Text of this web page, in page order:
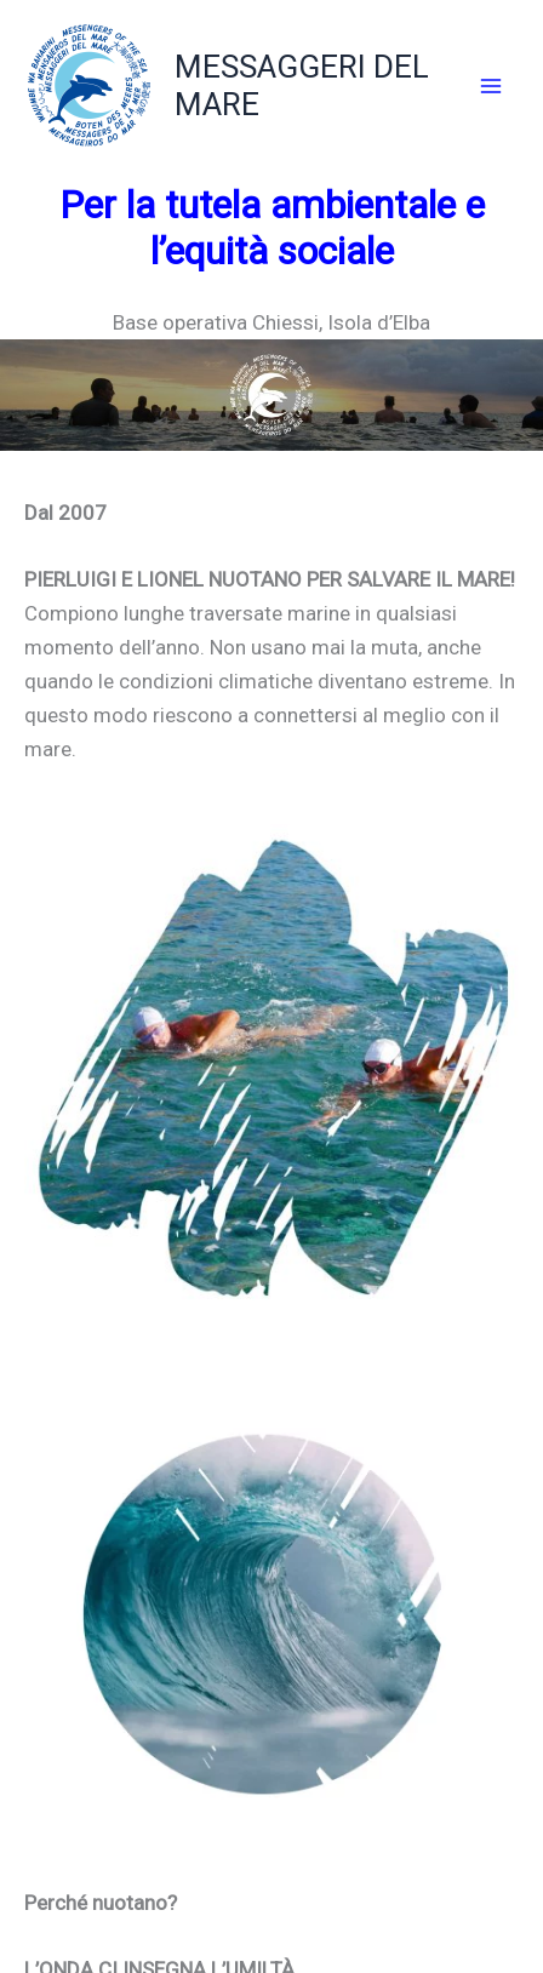
contenuto
MESSAGGERI DEL
MARE
Per la tutela ambientale e
l’equità sociale
Base operativa Chiessi, Isola d’Elba
Dal 2007
PIERLUIGI E LIONEL NUOTANO PER SALVARE IL MARE!
Compiono lunghe traversate marine in qualsiasi
momento dell’anno. Non usano mai la muta, anche
quando le condizioni climatiche diventano estreme. In
questo modo riescono a connettersi al meglio con il
mare.
Perché nuotano?